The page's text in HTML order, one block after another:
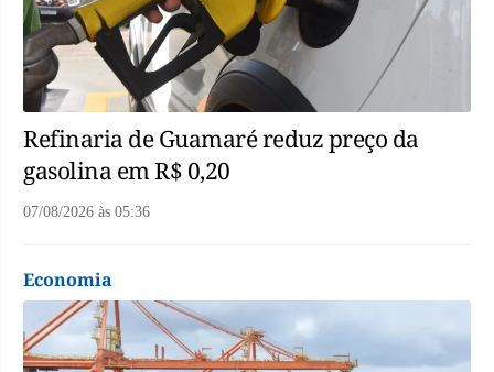
Refinaria de Guamaré reduz preço da
gasolina em R$ 0,20
07/08/2026 às 05:36
Economia